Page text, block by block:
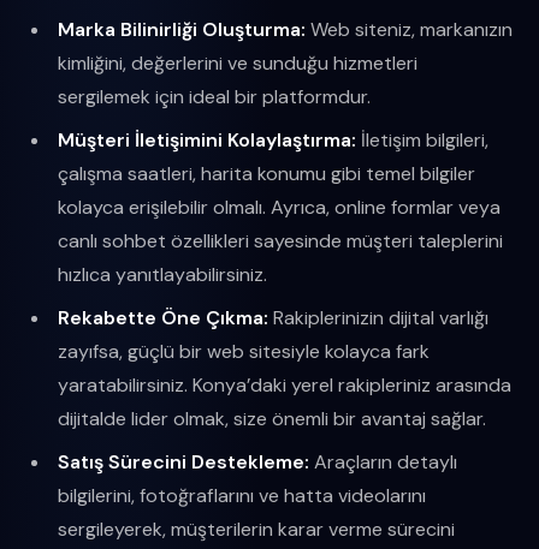
Marka Bilinirliği Oluşturma: Web siteniz, markanızın
kimliğini, değerlerini ve sunduğu hizmetleri
sergilemek için ideal bir platformdur.
Müşteri İletişimini Kolaylaştırma: İletişim bilgileri,
çalışma saatleri, harita konumu gibi temel bilgiler
kolayca erişilebilir olmalı. Ayrıca, online formlar veya
canlı sohbet özellikleri sayesinde müşteri taleplerini
hızlıca yanıtlayabilirsiniz.
Rekabette Öne Çıkma: Rakiplerinizin dijital varlığı
zayıfsa, güçlü bir web sitesiyle kolayca fark
yaratabilirsiniz. Konya’daki yerel rakipleriniz arasında
dijitalde lider olmak, size önemli bir avantaj sağlar.
Satış Sürecini Destekleme: Araçların detaylı
bilgilerini, fotoğraflarını ve hatta videolarını
sergileyerek, müşterilerin karar verme sürecini